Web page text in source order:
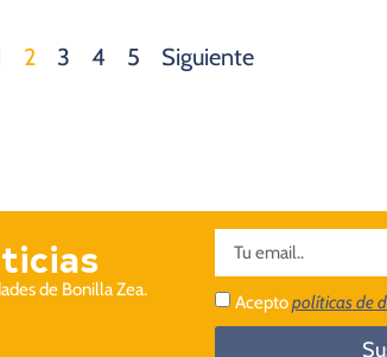
2 3 4 5 Siguiente
de Bonilla Zea.
Aceptopolíticas de